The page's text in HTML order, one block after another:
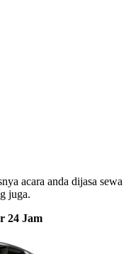
acara anda dijasa sewa
juga.
24 Jam